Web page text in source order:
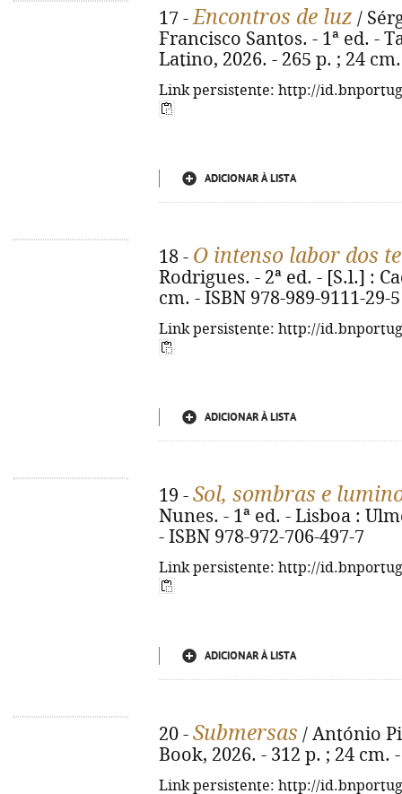
17 -Encontros de luz /
Francisco Santos. - 1ª ed. -
Latino, 2026. - 265 p. ; 24
Link persistente: http://
ADICIONAR À LISTA
18 - O intenso labor dos
Rodrigues. - 2ª ed. - [S.l.] :
cm. - ISBN 978-989-9111-29-5
Link persistente: http://
ADICIONAR À LISTA
19 - Sol, sombras e
Nunes. - 1ª ed. - Lisboa :
- ISBN 978-972-706-497-7
Link persistente: http://
ADICIONAR À LISTA
20 - Submersas / António
Book, 2026. - 312 p. ; 24 cm.
Link persistente: http://